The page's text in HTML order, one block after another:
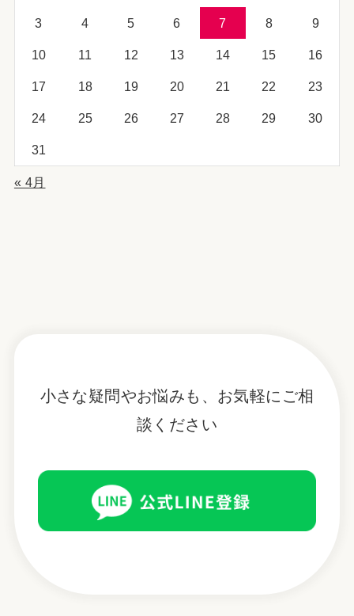
3 4 5 6 7 8 9
10 11 12 13 14 15 16
17 18 19 20 21 22 23
24 25 26 27 28 29 30
31
« 4月
小さな疑問やお悩みも、お気軽にご相
談ください